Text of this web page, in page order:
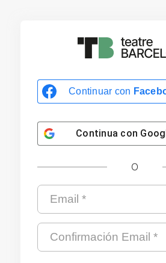
Continuar con
Continua con
O